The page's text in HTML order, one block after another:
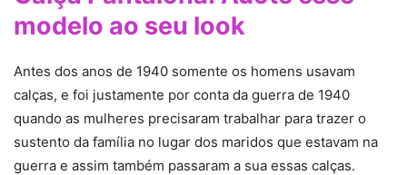
modelo ao seu look
Antes dos anos de 1940 somente os homens usavam
calças, e foi justamente por conta da guerra de 1940
quando as mulheres precisaram trabalhar para trazer o
sustento da família no lugar dos maridos que estavam na
guerra e assim também passaram a sua essas calças.